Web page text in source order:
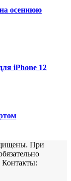
осеннюю
iPhone 12
При
Контакты: